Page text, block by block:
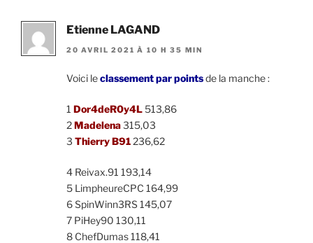
Etienne LAGAND
20 AVRIL 2021 À 10 H 35 MIN
Voici leclassement par pointsde la manche :
1 Dor4deR0y4L 513,86
2Madelena315,03
3 Thierry B91236,62
4 Reivax.91 193,14
5 LimpheureCPC 164,99
6 SpinWinn3RS 145,07
7 PiHey90 130,11
8 ChefDumas 118,41